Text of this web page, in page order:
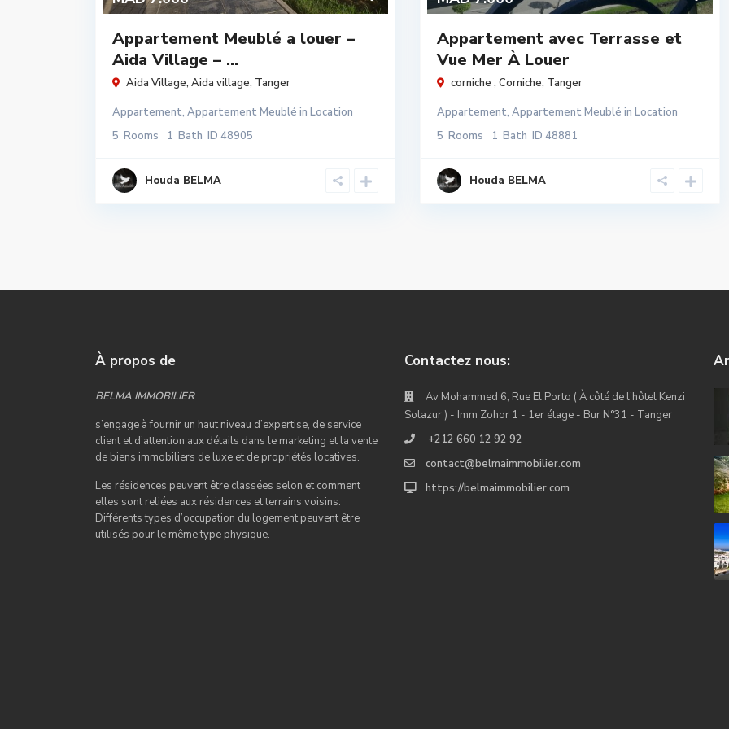
Appartement Meublé a louer –
Aida Village – ...
Aida Village, Aida village, Tanger
Appartement, Appartement Meublé in Location
5 Rooms 1 Bath ID 48905
Houda BELMA
Appartement avec Terrasse et
Vue Mer À Louer
corniche , Corniche, Tanger
Appartement, Appartement Meublé in Location
5 Rooms 1 Bath ID 48881
Houda BELMA
À propos de
BELMA IMMOBILIER
s’engage à fournir un haut niveau d’expertise, de service
client et d’attention aux détails dans le marketing et la vente
de biens immobiliers de luxe et de propriétés locatives.
Les résidences peuvent être classées selon et comment
elles sont reliées aux résidences et terrains voisins.
Différents types d’occupation du logement peuvent être
utilisés pour le même type physique.
Contactez nous:
Av Mohammed 6, Rue El Porto ( À côté de l'hôtel Kenzi
Solazur ) - Imm Zohor 1 - 1er étage - Bur N°31 - Tanger
+212 660 12 92 92
contact@belmaimmobilier.com
https://belmaimmobilier.com